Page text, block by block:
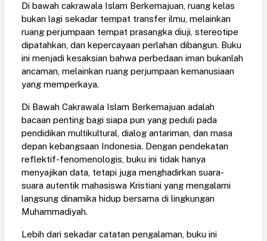
Di bawah cakrawala Islam Berkemajuan, ruang kelas
bukan lagi sekadar tempat transfer ilmu, melainkan
ruang perjumpaan tempat prasangka diuji, stereotipe
dipatahkan, dan kepercayaan perlahan dibangun. Buku
ini menjadi kesaksian bahwa perbedaan iman bukanlah
ancaman, melainkan ruang perjumpaan kemanusiaan
yang memperkaya.
Di Bawah Cakrawala Islam Berkemajuan adalah
bacaan penting bagi siapa pun yang peduli pada
pendidikan multikultural, dialog antariman, dan masa
depan kebangsaan Indonesia. Dengan pendekatan
reflektif-fenomenologis, buku ini tidak hanya
menyajikan data, tetapi juga menghadirkan suara-
suara autentik mahasiswa Kristiani yang mengalami
langsung dinamika hidup bersama di lingkungan
Muhammadiyah.
Lebih dari sekadar catatan pengalaman, buku ini